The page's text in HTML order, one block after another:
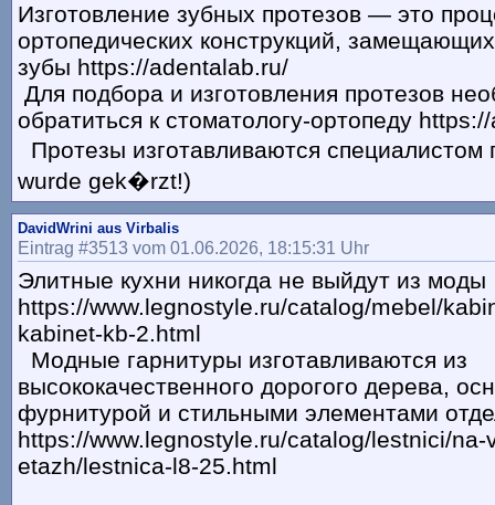
Изготовление зубных протезов — это
ортопедических конструкций,
зубы https://adentalab.ru/
Для подбора и изготовления протезов
обратиться к стоматологу-ортопеду
Протезы изготавливаются
wurde gek�rzt!)
DavidWrini aus Virbalis
Eintrag #3513 vom 01.06.2026, 18:15:31 Uhr
Элитные кухни никогда не выйдут из моды
https://www.legnostyle.ru/catalog/mebel/
kabinet-kb-2.html
Модные гарнитуры изготавливаются из
высококачественного дорогого дерева,
фурнитурой и стильными элементами
https://www.legnostyle.ru/catalog/lestnici/na-
etazh/lestnica-l8-25.html